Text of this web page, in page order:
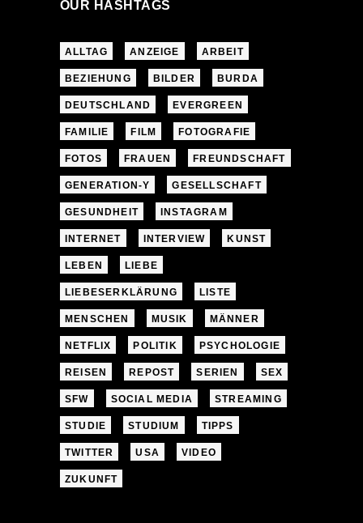
OUR HASHTAGS
ALLTAG ANZEIGE ARBEIT
BEZIEHUNG BILDER BURDA
DEUTSCHLAND EVERGREEN
FAMILIE FILM FOTOGRAFIE
FOTOS FRAUEN FREUNDSCHAFT
GENERATION-Y GESELLSCHAFT
GESUNDHEIT INSTAGRAM
INTERNET INTERVIEW KUNST
LEBEN LIEBE
LIEBESERKLÄRUNG LISTE
MENSCHEN MUSIK MÄNNER
NETFLIX POLITIK PSYCHOLOGIE
REISEN REPOST SERIEN SEX
SFW SOCIAL MEDIA STREAMING
STUDIE STUDIUM TIPPS
TWITTER USA VIDEO
ZUKUNFT